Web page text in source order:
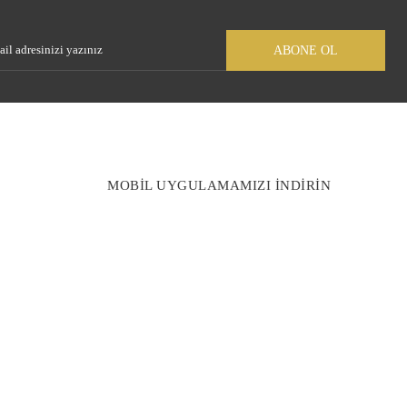
ABONE OL
MOBİL UYGULAMAMIZI İNDİRİN